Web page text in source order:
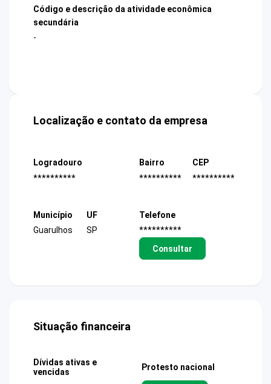
Código e descrição da atividade econômica
secundária
-
Localização e contato da empresa
Logradouro
**********
Bairro
**********
CEP
**********
Município
Guarulhos
UF
SP
Telefone
**********
Consultar
Situação financeira
Dívidas ativas e
vencidas
Protesto nacional